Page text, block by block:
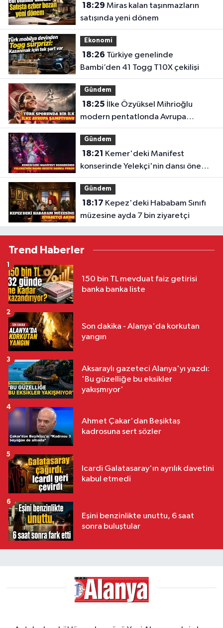
18:29
satışında yeni dönem
Ekonomi
18:26
Bambi’den 41 Togg T10X çekilişi
Gündem
18:25
modern pentatlonda Avrupa
şampiyonu
Gündem
18:21
konserinde Yelekçi'nin dansı öne
çıktı
Gündem
18:17
müzesine ayda 7 bin ziyaretçi
Trend Haberler
150 bin TL mevduat faiz getirisi
banka banka liste
1
Son dakika - Alanya'da korkutan
yangın
2
Aksaraylı gazeteci Alanya'yı yazdı:
'Bu güzelliğe bu eksikler
yakışmıyor'
3
Ahmet Çakar'dan Beşiktaş
kadrosuna sert sözler
4
Icardi Galatasaray'ın ayrılık davetini
kabul etmedi
5
Eşini benzinlikte unuttu, 6 saat
sonra buluştular
6